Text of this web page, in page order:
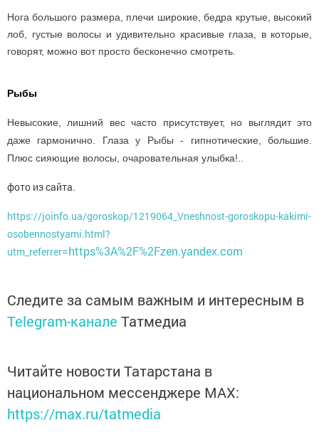
Нога большого размера, плечи широкие, бедра крутые, высокий
лоб, густые волосы и удивительно красивые глаза, в которые,
говорят, можно вот просто бесконечно смотреть.
Рыбы
Невысокие, лишний вес часто присутствует, но выглядит это
даже гармонично. Глаза у Рыбы - гипнотические, большие.
Плюс сияющие волосы, очаровательная улыбка!..
фото из сайта.
https://joinfo.ua/goroskop/1219064_Vneshnost-goroskopu-kakimi-
osobennostyami.html?
utm_referrer=https%3A%2F%2Fzen.yandex.com
Следите за самым важным и интересным в
Telegram-канале Татмедиа
Читайте новости Татарстана в
национальном мессенджере MАХ:
https://max.ru/tatmedia